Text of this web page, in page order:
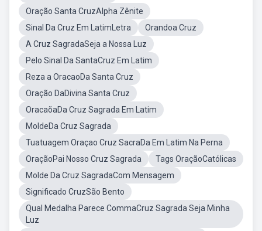
Oração Santa CruzAlpha Zênite
Sinal Da Cruz Em LatimLetra
Orandoa Cruz
A Cruz SagradaSeja a Nossa Luz
Pelo Sinal Da SantaCruz Em Latim
Reza a OracaoDa Santa Cruz
Oração DaDivina Santa Cruz
OracaõaDa Cruz Sagrada Em Latim
MoldeDa Cruz Sagrada
Tuatuagem Oraçao Cruz SacraDa Em Latim Na Perna
OraçãoPai Nosso Cruz Sagrada
Tags OraçãoCatólicas
Molde Da Cruz SagradaCom Mensagem
Significado CruzSão Bento
Qual Medalha Parece CommaCruz Sagrada Seja Minha
Luz